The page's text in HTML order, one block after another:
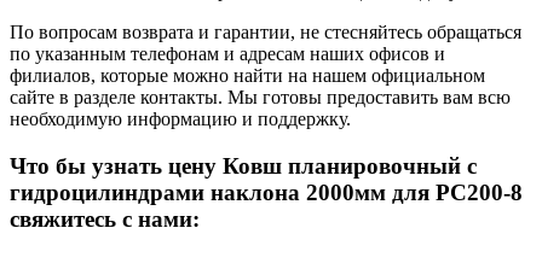
По вопросам возврата и гарантии, не стесняйтесь обращаться
по указанным телефонам и адресам наших офисов и
филиалов, которые можно найти на нашем официальном
сайте в разделе контакты. Мы готовы предоставить вам всю
необходимую информацию и поддержку.
Что бы узнать цену Ковш планировочный с
гидроцилиндрами наклона 2000мм для PC200-8
свяжитесь с нами: